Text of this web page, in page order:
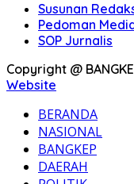
Susunan
Pedoman
SOP Jurnalis
Copyright @
Website
BERANDA
NASIONAL
BANGKEP
DAERAH